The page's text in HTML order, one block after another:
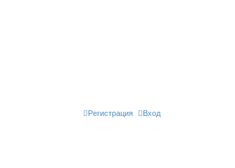
Вход
Регистрация